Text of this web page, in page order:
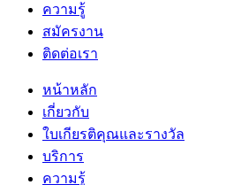
ความรู้
สมัครงาน
ติดต่อเรา
หน้าหลัก
เกี่ยวกับ
ใบเกียรติคุณและรางวัล
บริการ
ความรู้